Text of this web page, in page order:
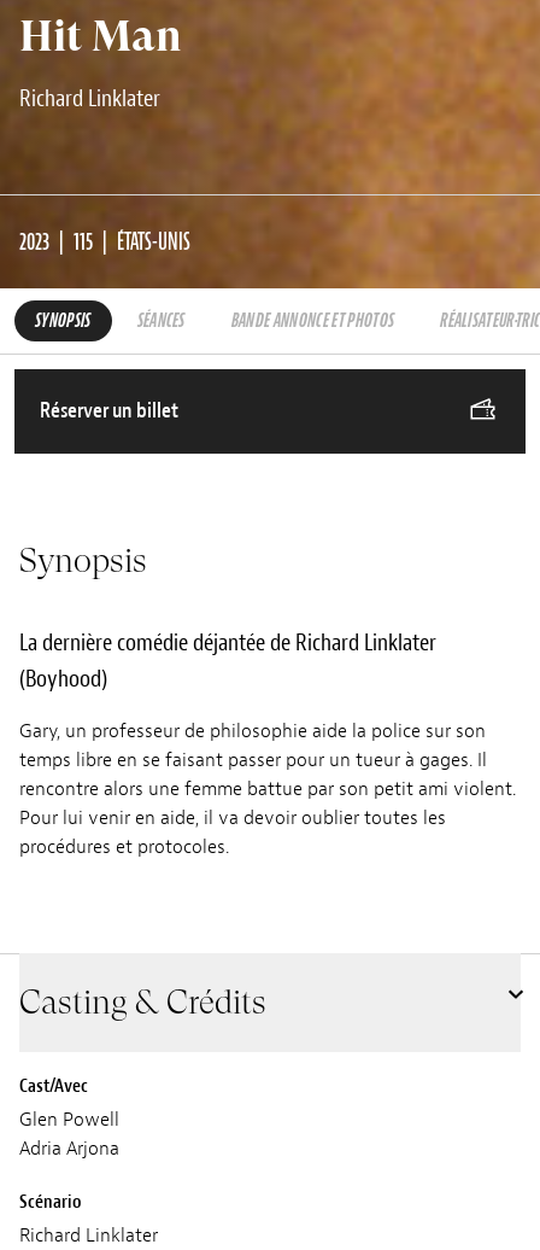
Hit Man
Richard Linklater
2023 115 ÉTATS-UNIS
SYNOPSIS SÉANCES BANDE ANNONCE ET PHOTOS
Réserver un billet
Synopsis
La dernière comédie déjantée de Richard Linklater
(Boyhood)
Gary, un professeur de philosophie aide la police sur son
temps libre en se faisant passer pour un tueur à gages. Il
rencontre alors une femme battue par son petit ami violent.
Pour lui venir en aide, il va devoir oublier toutes les
procédures et protocoles.
Casting & Crédits
Cast/Avec
Glen Powell
Adria Arjona
Scénario
Richard Linklater